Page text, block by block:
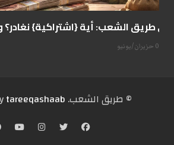
على طريق الشعب: أية {اشتراكية}
07 حزيران/يونيو
© طریق الشعب. Designed by tareeqashaab